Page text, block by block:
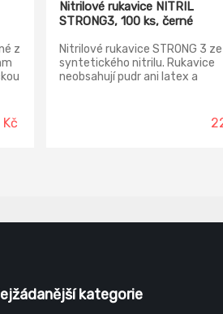
z
Nitrilové rukavice NITRIL
STRONG3, 100 ks, černé
Nitrilové rukavice STRONG 3
syntetického nitrilu. Rukavice
neobsahují pudr ani latex a
přizpůsobí Vaší ruce. STRONG 3
rukavice jsou vhodné pro velmi
kategorie